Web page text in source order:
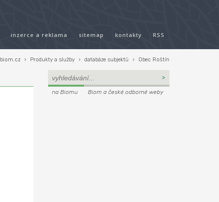
inzerce a reklama sitemap kontakty RSS
biom.cz › Produkty a služby › databáze subjektů › Obec Roštín
na Biomu Biom a české odborné weby